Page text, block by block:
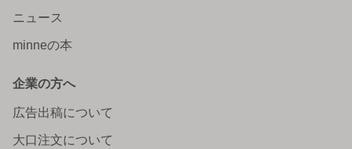
ニュース
minneの本
企業の方へ
広告出稿について
大口注文について